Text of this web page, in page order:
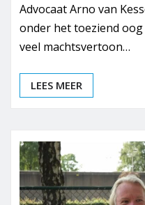
Advocaat Arno van
onder het toeziend
veel machtsvertoon…
LEES MEER